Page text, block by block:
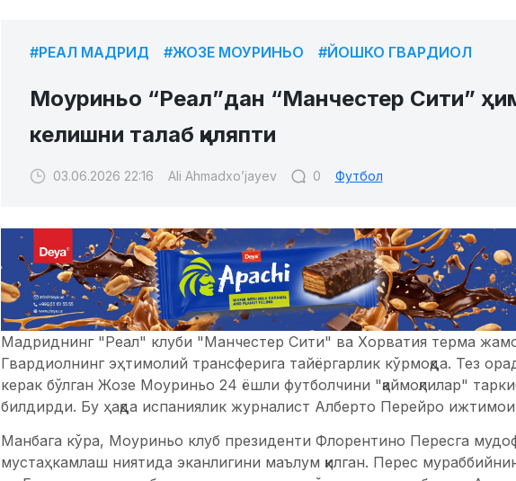
#РЕАЛ МАДРИД #ЖОЗЕ МОУРИНЬО #ЙОШКО ГВАРДИОЛ
Моуриньо “Реал”дан “Манчестер Сити”
келишни талаб қиляпти
03.06.2026 22:16 Ali Ahmadxo’jayev 0 Футбол
Мадриднинг "Реал" клуби "Манчестер Сити" ва Хорватия терма
Гвардиолнинг эҳтимолий трансферига тайёргарлик кўрмоқда. Тез
керак бўлган Жозе Моуриньо 24 ёшли футболчини "қаймоқлилар"
билдирди. Бу ҳақда испаниялик журналист Алберто Перейро
Манбага кўра, Моуриньо клуб президенти Флорентино Пересга
мустаҳкамлаш ниятида эканлигини маълум қилган. Перес